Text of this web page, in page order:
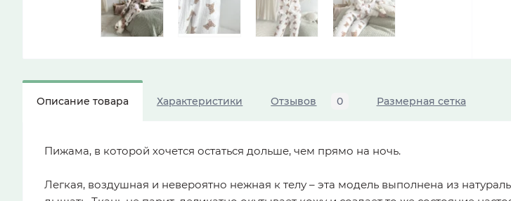
Описание товара Характеристики Отзывов 0 Размерная сетка
Пижама, в которой хочется остаться дольше, чем прямо на ночь.
Легкая, воздушная и невероятно нежная к телу – эта модель выполнена из